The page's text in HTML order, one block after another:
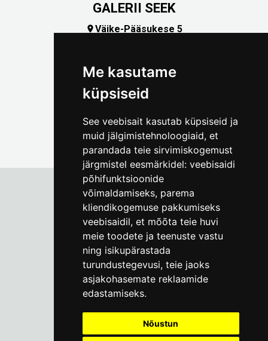
Me kasutame
küpsiseid
See veebisait kasutab küpsiseid ja
muid jälgimistehnoloogiaid, et
parandada teie sirvimiskogemust
järgmistel eesmärkidel: veebisaidi
põhifunktsioonide
võimaldamiseks, parema
kliendikogemuse pakkumiseks
veebisaidil, et mõõta teie huvi
meie toodete ja teenuste vastu
ning isikupärastada
turundustegevusi, teie jaoks
asjakohasemate reklaamide
edastamiseks.
Nõustun
GALERII SEEK
Väike-Pääsukese 5
Tallinna Linnamuuseum
Vene 17
E-R kell 9-17(+372) 610 4178
info@linnamuuseum.ee
Küpsisepoliitika